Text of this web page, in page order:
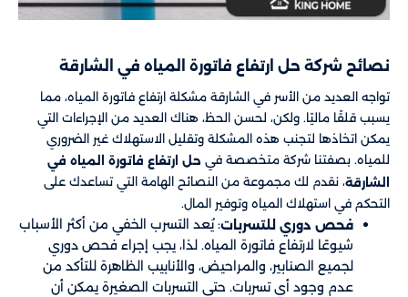
نصائح شركة حل ارتفاع فاتورة المياه في الشارقة
تواجه العديد من الأسر في الشارقة مشكلة ارتفاع فاتورة المياه، مما
يسبب قلقًا ماليًا. ولكن، لحسن الحظ، هناك العديد من الإجراءات التي
يمكن اتخاذها لتجنب هذه المشكلة وتقليل الاستهلاك غير الضروري
للمياه. بصفتنا شركة متخصصة في حل ارتفاع فاتورة المياه في
الشارقة، نقدم لك مجموعة من النصائح الهامة التي تساعدك على
التحكم في استهلاك المياه وتوفير المال.
فحص دوري للتسربات: يُعد التسرب الخفي من أكثر الأسباب
شيوعًا لارتفاع فاتورة المياه. لذا، يجب إجراء فحص دوري
لجميع الصنابير، والمراحيض، والأنابيب الظاهرة للتأكد من
عدم وجود أي تسربات. حتى التسربات الصغيرة يمكن أن